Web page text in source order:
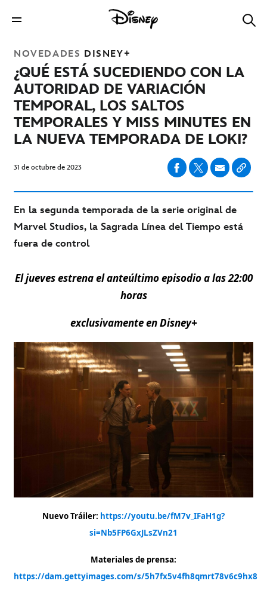
NOVEDADES DISNEY+
¿QUÉ ESTÁ SUCEDIENDO CON LA
AUTORIDAD DE VARIACIÓN
TEMPORAL, LOS SALTOS
TEMPORALES Y MISS MINUTES EN
LA NUEVA TEMPORADA DE LOKI?
31 de octubre de 2023
En la segunda temporada de la serie original de
Marvel Studios, la Sagrada Línea del Tiempo está
fuera de control
El jueves estrena el anteúltimo episodio a las 22:00
horas
exclusivamente en Disney+
Nuevo Tráiler: https://youtu.be/fM7v_IFaH1g?
si=Nb5FP6GxJLsZVn21
Materiales de prensa:
https://dam.gettyimages.com/s/5h7fx5v4fh8qmrt78v6c9hx8